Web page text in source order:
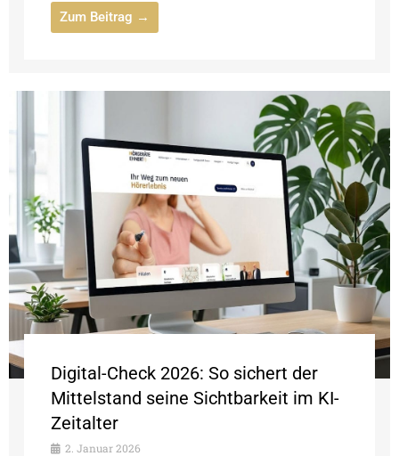
Zum Beitrag →
Digital-Check 2026: So sichert der
Mittelstand seine Sichtbarkeit im KI-
Zeitalter
2. Januar 2026